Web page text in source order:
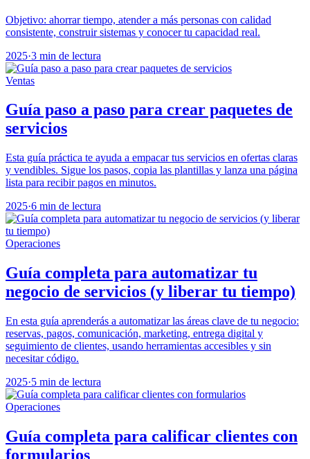
Objetivo: ahorrar tiempo, atender a más personas con calidad
consistente, construir sistemas y conocer tu capacidad real.
2025·3 min de lectura
Ventas
Guía paso a paso para crear paquetes de
servicios
Esta guía práctica te ayuda a empacar tus servicios en ofertas claras
y vendibles. Sigue los pasos, copia las plantillas y lanza una página
lista para recibir pagos en minutos.
2025·6 min de lectura
Operaciones
Guía completa para automatizar tu
negocio de servicios (y liberar tu tiempo)
En esta guía aprenderás a automatizar las áreas clave de tu negocio:
reservas, pagos, comunicación, marketing, entrega digital y
seguimiento de clientes, usando herramientas accesibles y sin
necesitar código.
2025·5 min de lectura
Operaciones
Guía completa para calificar clientes con
formularios